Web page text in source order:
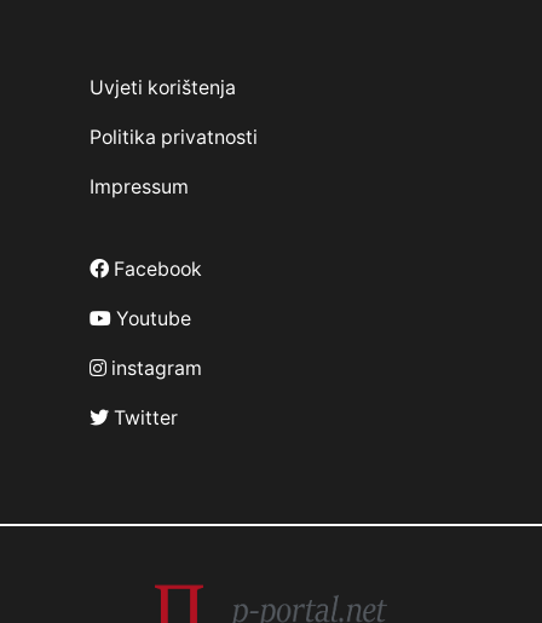
Uvjeti korištenja
Politika privatnosti
Impressum
Facebook
Youtube
instagram
Twitter